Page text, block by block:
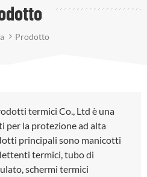
Prodotto
termici Co., Ltd è una
per la protezione ad alta
principali sono manicotti
termici, tubo di
schermi termici